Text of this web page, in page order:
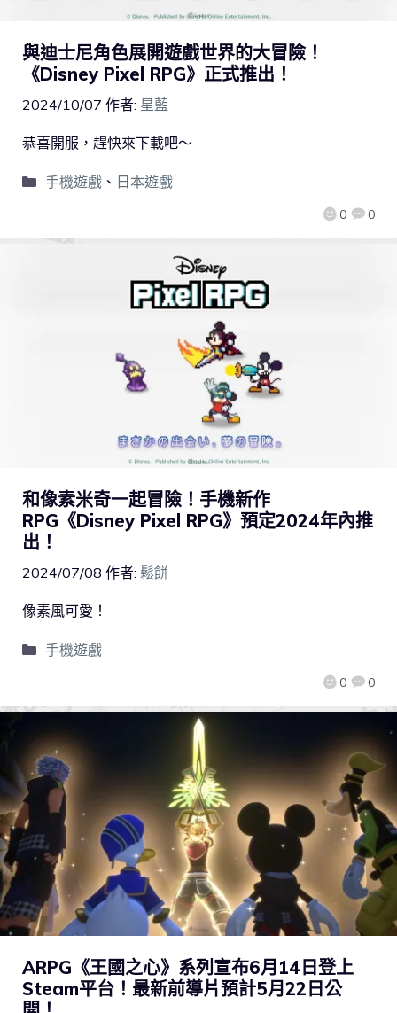
與迪士尼角色展開遊戲世界的大冒險！
《Disney Pixel RPG》正式推出！
2024/10/07 作者: 星藍
0 0
恭喜開服，趕快來下載吧～
手機遊戲、 日本遊戲
和像素米奇一起冒險！手機新作
RPG《Disney Pixel RPG》預定2024年內推
出！
2024/07/08 作者: 鬆餅
0 0
像素風可愛！
手機遊戲
ARPG《王國之心》系列宣布6月14日登上
Steam平台！最新前導片預計5月22日公